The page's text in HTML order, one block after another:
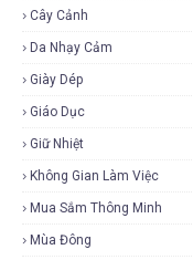
Cây Cảnh
Da Nhạy Cảm
Giày Dép
Giáo Dục
Giữ Nhiệt
Không Gian Làm Việc
Mua Sắm Thông Minh
Mùa Đông